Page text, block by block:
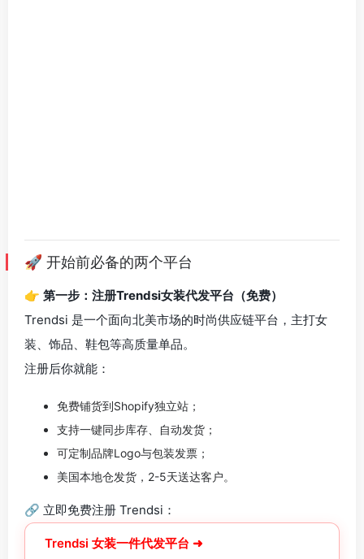
🚀 开始前必备的两个平台
👉 第一步：注册Trendsi女装代发平台（免费）
Trendsi 是一个面向北美市场的时尚供应链平台，主打女
装、饰品、鞋包等高质量单品。
注册后你就能：
免费铺货到Shopify独立站；
支持一键同步库存、自动发货；
可定制品牌Logo与包装发票；
美国本地仓发货，2-5天送达客户。
🔗 立即免费注册 Trendsi：
Trendsi 女装一件代发平台 ➜